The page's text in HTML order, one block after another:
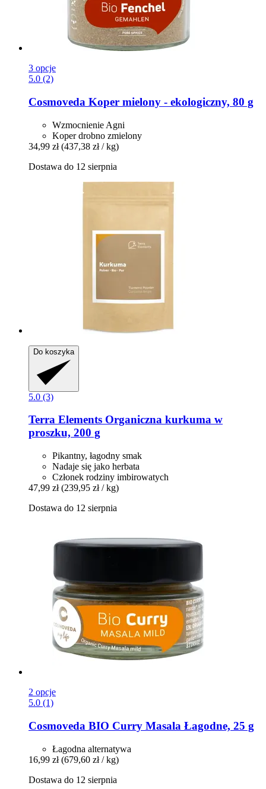
3 opcje
5.0 (2)
Cosmoveda Koper mielony -​ ekologiczny, 80 g
Wzmocnienie Agni
Koper drobno zmielony
34,99 zł (437,38 zł / kg)
Dostawa do 12 sierpnia
Do koszyka
5.0 (3)
Terra Elements Organiczna kurkuma w
proszku, 200 g
Pikantny, łagodny smak
Nadaje się jako herbata
Członek rodziny imbirowatych
47,99 zł (239,95 zł / kg)
Dostawa do 12 sierpnia
2 opcje
5.0 (1)
Cosmoveda BIO Curry Masala Łagodne, 25 g
Łagodna alternatywa
16,99 zł (679,60 zł / kg)
Dostawa do 12 sierpnia